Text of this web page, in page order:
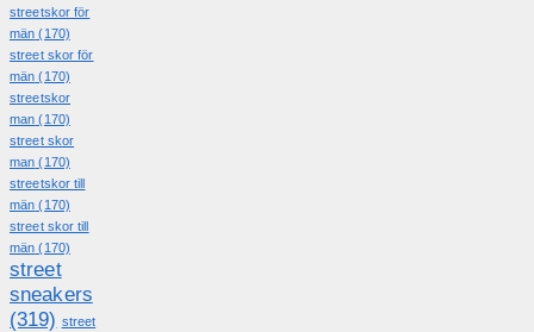
streetskor för
män (170)
street skor för
män (170)
streetskor
man (170)
street skor
man (170)
streetskor till
män (170)
street skor till
män (170)
street
sneakers
(319) street